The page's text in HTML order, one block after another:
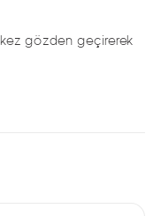
kez gözden geçirerek